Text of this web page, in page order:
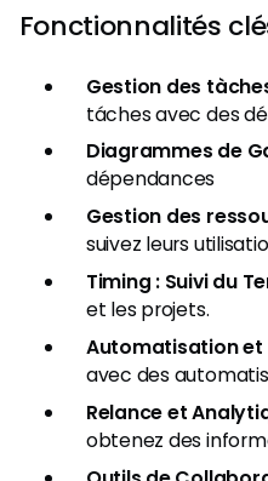
Fonctionnalités
Gestion des
táches avec des
Diagrammes de
dépendances
Gestion des
suivez leurs
Timing : Suivi du
et les projets.
Automatisation et
avec des
Relance et
obtenez des